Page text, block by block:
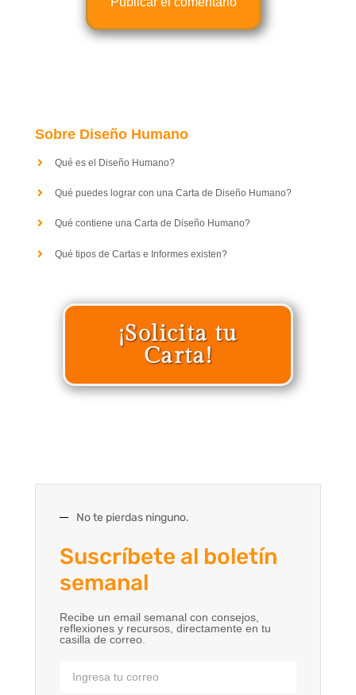
Sobre Diseño Humano
Qué es el Diseño Humano?
Qué puedes lograr con una Carta de Diseño Humano?
Qué contiene una Carta de Diseño Humano?
Qué tipos de Cartas e Informes existen?
¡Solicita tu
Carta!
No te pierdas ninguno.
Suscríbete al boletín
semanal
Recibe un email semanal con consejos,
reflexiones y recursos, directamente en tu
casilla de correo.